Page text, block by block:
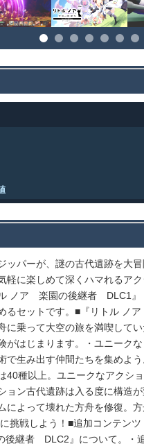
ッパーが、謎の古代遺跡を大
軽に楽しめて深くハマれるア
ノア 楽園の後継者 DLC1
るセットです。■『リトル ノ
に乗って大空の旅を満喫して
はじまります。・ユニークな
で生み出す仲間たちを集めよ
40種以上。ユニークなアクシ
ョン古代遺跡は入る度に構造
によって壊れた方舟を修復。
挑戦しよう！■追加コンテ
継者 DLC2』について。・